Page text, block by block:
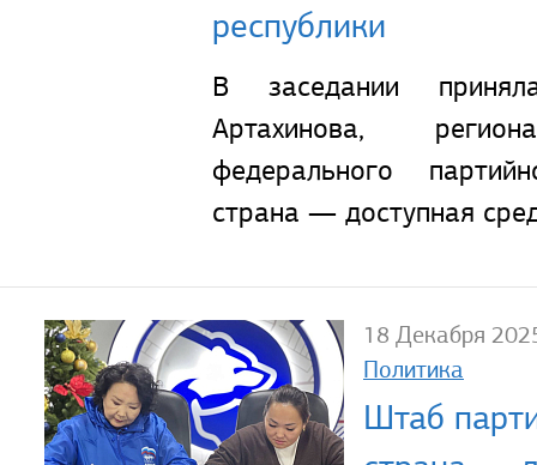
республики
В заседании
Артахинова,
федерального
страна — доступная
18 Декабря
Политика
Штаб